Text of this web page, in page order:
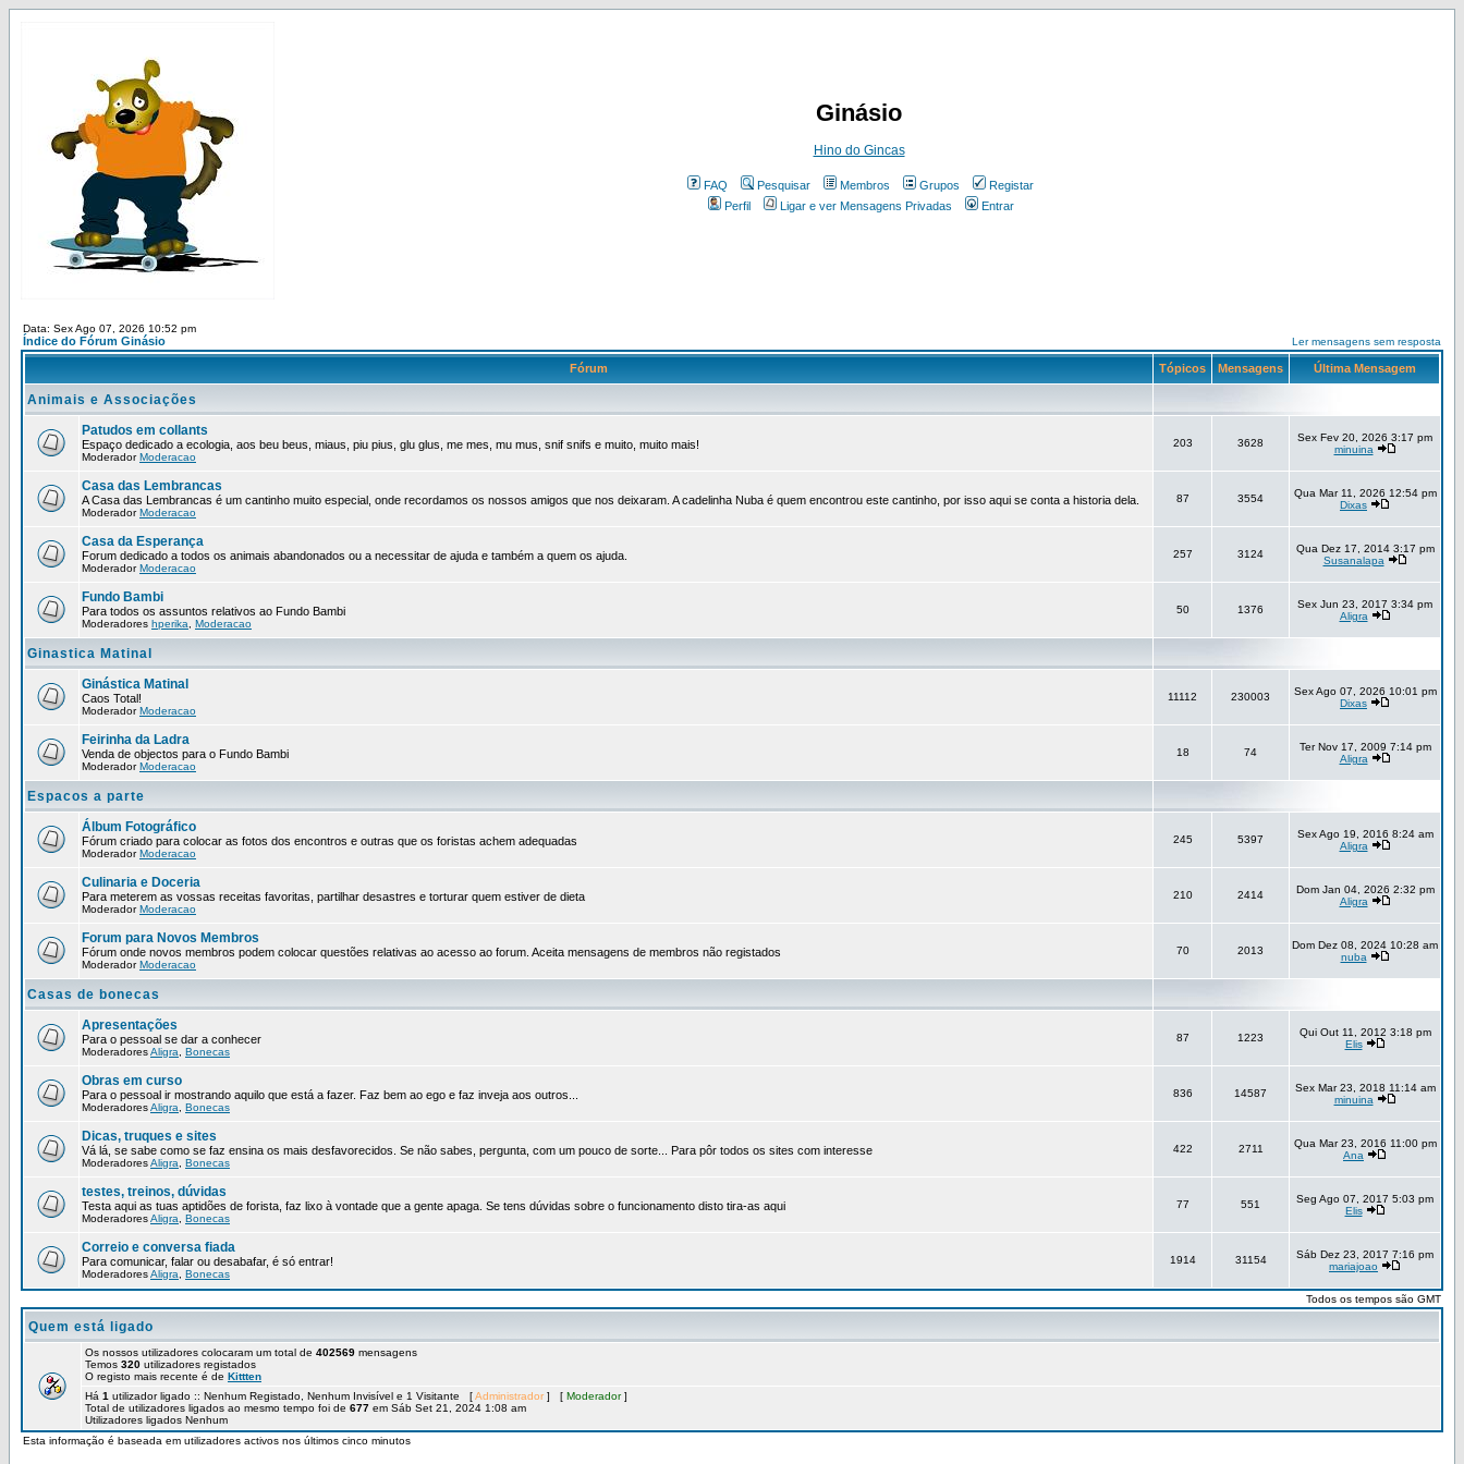
Ginásio
Hino do Gincas
FAQ Pesquisar Membros Grupos
Registar
Perfil
Ligar e ver Mensagens Privadas Entrar
Data: Sex Ago 07, 2026 10:52 pm
Índice do Fórum Ginásio Ler mensagens sem resposta
Fórum Tópicos Mensagens Última Mensagem
Animais e Associações
Patudos em collants
Espaço dedicado a ecologia, aos beu beus, miaus, piu pius, glu glus, me mes, mu mus, snif snifs e muito, muito mais!
ModeradorModeracao
203 3628
Sex Fev 20, 2026 3:17 pm
minuina
Casa das Lembrancas
A Casa das Lembrancas é um cantinho muito especial, onde recordamos os nossos amigos que nos deixaram. A cadelinha Nuba é quem encontrou este cantinho, por isso aqui se conta a historia dela.
ModeradorModeracao
87 3554
Qua Mar 11, 2026 12:54 pm
Dixas
Casa da Esperança
Forum dedicado a todos os animais abandonados ou a necessitar de ajuda e também a quem os ajuda.
ModeradorModeracao
257 3124
Qua Dez 17, 2014 3:17 pm
Susanalapa
Fundo Bambi
Para todos os assuntos relativos ao Fundo Bambi
Moderadores hperika Moderacao
50 1376
Sex Jun 23, 2017 3:34 pm
Aligra
Ginastica Matinal
Ginástica Matinal
Caos Total!
ModeradorModeracao
11112 230003
Sex Ago 07, 2026 10:01 pm
Dixas
Feirinha da Ladra
Venda de objectos para o Fundo Bambi
ModeradorModeracao
18 74
Ter Nov 17, 2009 7:14 pm
Aligra
Espacos a parte
Álbum Fotográfico
Fórum criado para colocar as fotos dos encontros e outras que os foristas achem adequadas
ModeradorModeracao
245 5397
Sex Ago 19, 2016 8:24 am
Aligra
Culinaria e Doceria
Para meterem as vossas receitas favoritas, partilhar desastres e torturar quem estiver de dieta
ModeradorModeracao
210 2414
Dom Jan 04, 2026 2:32 pm
Aligra
Forum para Novos Membros
Fórum onde novos membros podem colocar questões relativas ao acesso ao forum. Aceita mensagens de membros não registados
ModeradorModeracao
70 2013
Dom Dez 08, 2024 10:28 am
nuba
Casas de bonecas
Apresentações
Para o pessoal se dar a conhecer
ModeradoresAligra Bonecas
87 1223
Qui Out 11, 2012 3:18 pm
Elis
Obras em curso
Para o pessoal ir mostrando aquilo que está a fazer. Faz bem ao ego e faz inveja aos outros...
ModeradoresAligra Bonecas
836 14587
Sex Mar 23, 2018 11:14 am
minuina
Dicas, truques e sites
Vá lá, se sabe como se faz ensina os mais desfavorecidos. Se não sabes, pergunta, com um pouco de sorte... Para pôr todos os sites com interesse
ModeradoresAligra Bonecas
422 2711
Qua Mar 23, 2016 11:00 pm
Ana
testes, treinos, dúvidas
Testa aqui as tuas aptidões de forista, faz lixo à vontade que a gente apaga. Se tens dúvidas sobre o funcionamento disto tira-as aqui
ModeradoresAligra Bonecas
77 551
Seg Ago 07, 2017 5:03 pm
Elis
Correio e conversa fiada
Para comunicar, falar ou desabafar, é só entrar!
ModeradoresAligra Bonecas
1914 31154
Sáb Dez 23, 2017 7:16 pm
mariajoao
Todos os tempos são GMT
Quem está ligado
Os nossos utilizadores colocaram um total de 402569 mensagens
Temos 320 utilizadores registados
O registo mais recente é de Kittten
Há 1 utilizador ligado :: Nenhum Registado, Nenhum Invisível e 1 Visitante [Administrador ] [ Moderador]
Total de utilizadores ligados ao mesmo tempo foi de 677 em Sáb Set 21, 2024 1:08 am
Utilizadores ligados Nenhum
Esta informação é baseada em utilizadores activos nos últimos cinco minutos